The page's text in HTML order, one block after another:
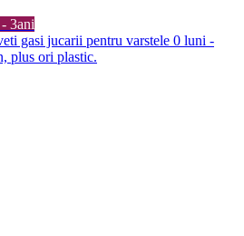
3ani
gasi jucarii pentru varstele 0 luni -
plus ori plastic.